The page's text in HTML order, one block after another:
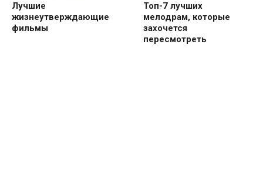
Лучшие
жизнеутверждающие
фильмы
Топ-7 лучших
мелодрам, которые
захочется
пересмотреть